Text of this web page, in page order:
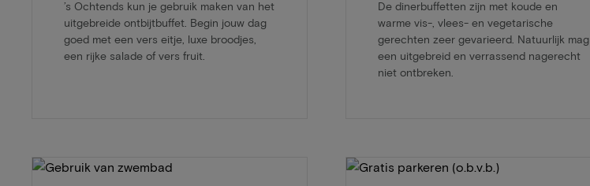
’s Ochtends kun je gebruik maken van het
uitgebreide ontbijtbuffet. Begin jouw dag
goed met een vers eitje, luxe broodjes,
een rijke salade of vers fruit.
De dinerbuffetten zijn met koude en
warme vis-, vlees- en vegetarische
gerechten zeer gevarieerd. Natuurlijk mag
een uitgebreid en verrassend nagerecht
niet ontbreken.